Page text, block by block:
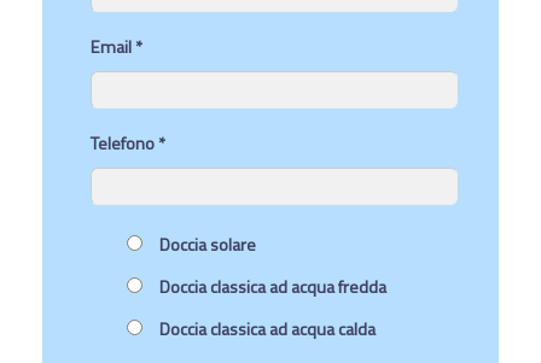
Email *
Telefono *
Doccia solare
Doccia classica ad acqua fredda
Doccia classica ad acqua calda